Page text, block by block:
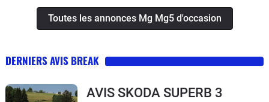
Toutes les annonces Mg Mg5 d'occasion
DERNIERS AVIS BREAK
AVIS SKODA SUPERB 3